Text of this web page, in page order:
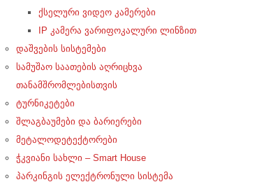
ქსელური ვიდეო კამერები
IP კამერა ვარიფოკალური ლინზით
დაშვების სისტემები
სამუშაო საათების აღრიცხვა
თანამშრომლებისთვის
ტურნიკეტები
შლაგბაუმები და ბარიერები
მეტალოდეტექტორები
ჭკვიანი სახლი – Smart House
პარკინგის ელექტრონული სისტემა